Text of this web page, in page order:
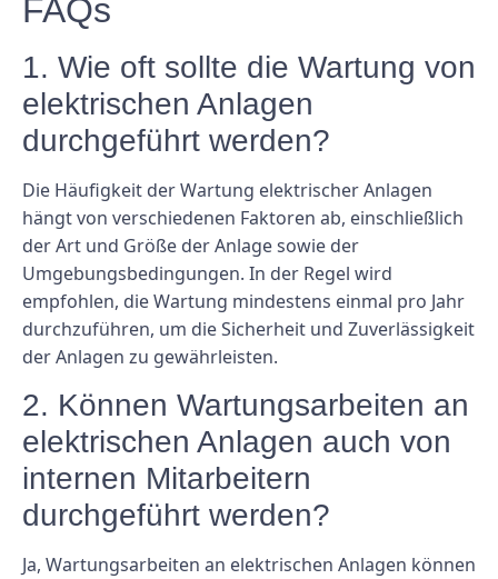
FAQs
1. Wie oft sollte die Wartung von
elektrischen Anlagen
durchgeführt werden?
Die Häufigkeit der Wartung elektrischer Anlagen
hängt von verschiedenen Faktoren ab, einschließlich
der Art und Größe der Anlage sowie der
Umgebungsbedingungen. In der Regel wird
empfohlen, die Wartung mindestens einmal pro Jahr
durchzuführen, um die Sicherheit und Zuverlässigkeit
der Anlagen zu gewährleisten.
2. Können Wartungsarbeiten an
elektrischen Anlagen auch von
internen Mitarbeitern
durchgeführt werden?
Ja, Wartungsarbeiten an elektrischen Anlagen können